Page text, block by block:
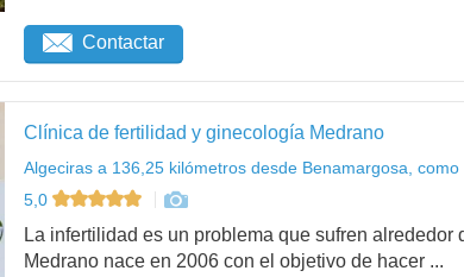
Contactar
Clínica de fertilidad y ginecología Medrano
Algeciras a 136,25 kilómetros desde Benamargosa, como
5,0
La infertilidad es un problema que sufren
Medrano nace en 2006 con el objetivo de hacer ...